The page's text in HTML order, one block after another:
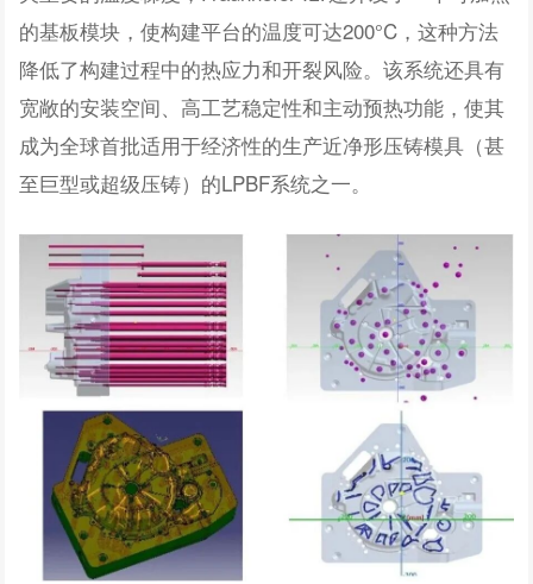
的基板模块，使构建平台的温度可达200°C，这种方法
降低了构建过程中的热应力和开裂风险。该系统还具有
宽敞的安装空间、高工艺稳定性和主动预热功能，使其
成为全球首批适用于经济性的生产近净形压铸模具（甚
至巨型或超级压铸）的LPBF系统之一。